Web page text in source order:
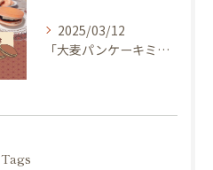
2025/03/12
「大麦パンケーキミックス」を使ってどら焼き作ってみませんか？
Tags